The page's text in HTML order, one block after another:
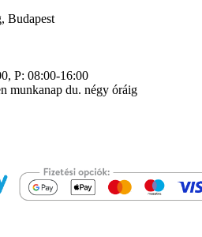
Budapest
P: 08:00-16:00
munkanap du. négy óráig